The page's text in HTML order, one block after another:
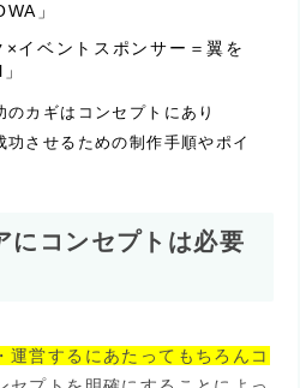
」
×イベントスポンサー＝翼を
カギはコンセプトにあり
功させるための制作手順やポイ
にコンセプトは必要
運営するにあたってもちろんコ